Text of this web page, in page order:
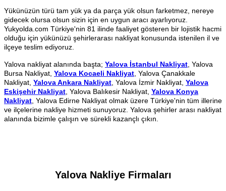
Yükünüzün türü tam yük ya da parça yük olsun farketmez, nereye
gidecek olursa olsun sizin için en uygun aracı ayarlıyoruz.
Yukyolda.com Türkiye'nin 81 ilinde faaliyet gösteren bir lojistik hacmi
olduğu için yükünüzü şehirlerarası nakliyat konusunda istenilen il ve
ilçeye teslim ediyoruz.
Yalova nakliyat alanında başta; Yalova İstanbul Nakliyat , Yalova
Bursa Nakliyat, Yalova Kocaeli Nakliyat , Yalova Çanakkale
Nakliyat, Yalova Ankara Nakliyat , Yalova İzmir Nakliyat, Yalova
Eskişehir Nakliyat , Yalova Balıkesir Nakliyat, Yalova Konya
Nakliyat , Yalova Edirne Nakliyat olmak üzere Türkiye'nin tüm illerine
ve ilçelerine nakliye hizmeti sunuyoruz. Yalova şehirler arası nakliyat
alanında bizimle çalışın ve sürekli kazançlı çıkın.
Yalova Nakliye Firmaları